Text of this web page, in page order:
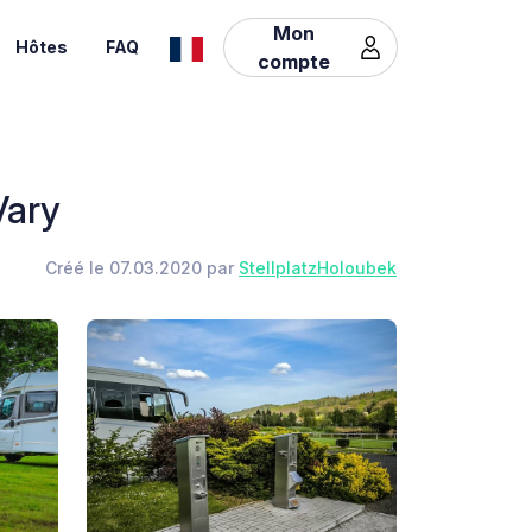
Hôtes FAQ
Mon
compte
Créé le 07.03.2020 par StellplatzHoloubek